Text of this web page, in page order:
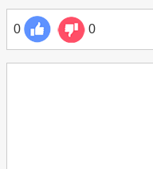
0
0